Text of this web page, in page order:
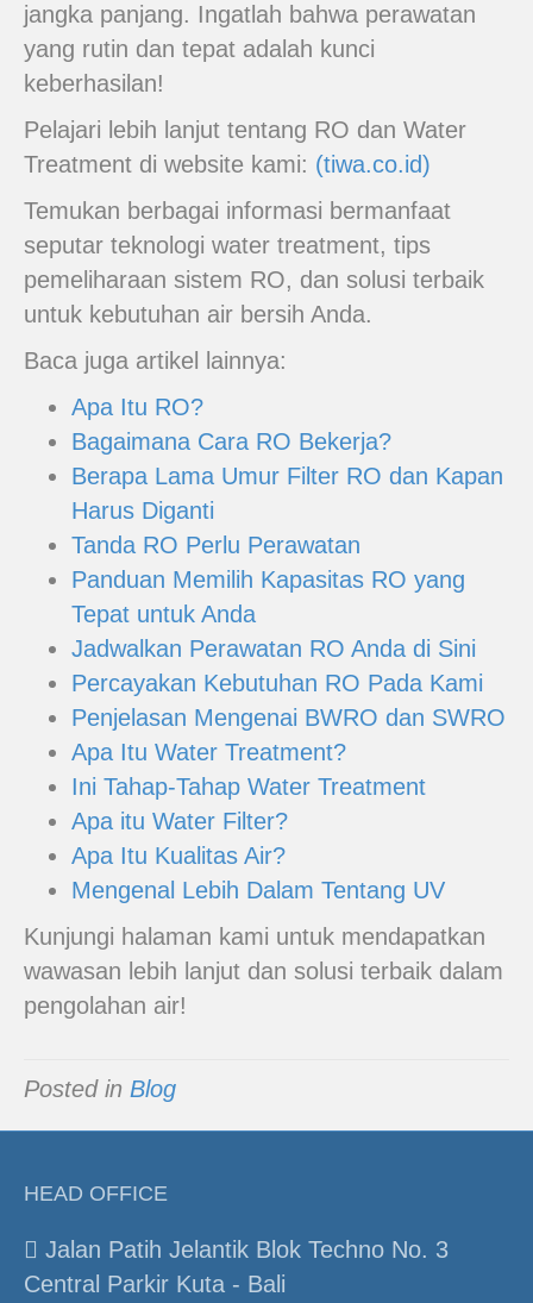
jangka panjang. Ingatlah bahwa perawatan
yang rutin dan tepat adalah kunci
keberhasilan!
Pelajari lebih lanjut tentang RO dan Water
Treatment di website kami: (tiwa.co.id)
Temukan berbagai informasi bermanfaat
seputar teknologi water treatment, tips
pemeliharaan sistem RO, dan solusi terbaik
untuk kebutuhan air bersih Anda.
Baca juga artikel lainnya:
Apa Itu RO?
Bagaimana Cara RO Bekerja?
Berapa Lama Umur Filter RO dan Kapan
Harus Diganti
Tanda RO Perlu Perawatan
Panduan Memilih Kapasitas RO yang
Tepat untuk Anda
Jadwalkan Perawatan RO Anda di Sini
Percayakan Kebutuhan RO Pada Kami
Penjelasan Mengenai BWRO dan SWRO
Apa Itu Water Treatment?
Ini Tahap-Tahap Water Treatment
Apa itu Water Filter?
Apa Itu Kualitas Air?
Mengenal Lebih Dalam Tentang UV
Kunjungi halaman kami untuk mendapatkan
wawasan lebih lanjut dan solusi terbaik dalam
pengolahan air!
Posted in Blog
HEAD OFFICE
Jalan Patih Jelantik Blok Techno No. 3
Central Parkir Kuta - Bali